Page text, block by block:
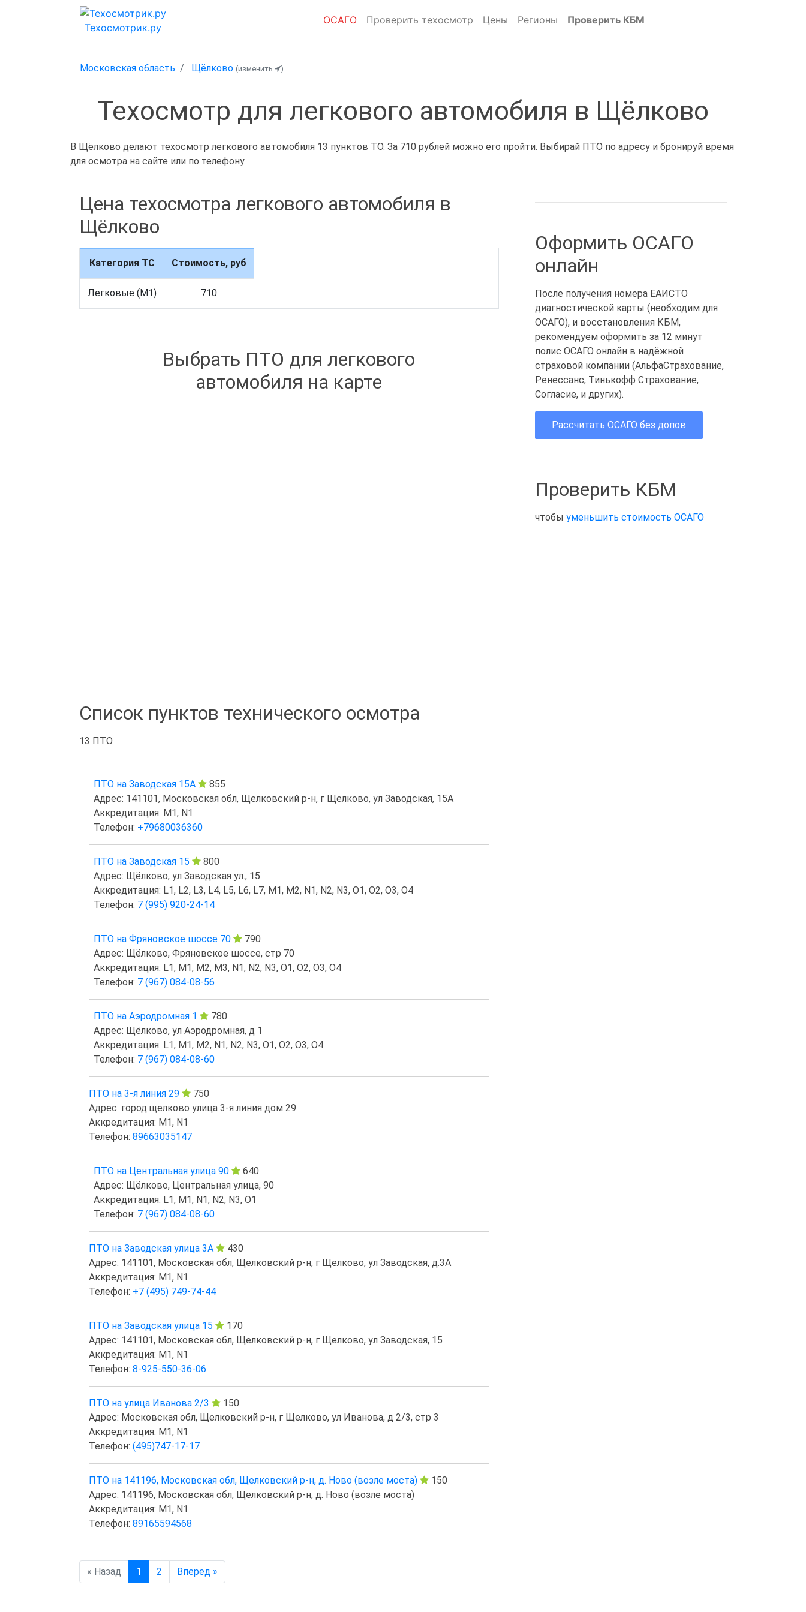
Техосмотрик.ру
ОСАГО Проверить техосмотр Цены Регионы Проверить КБМ
Московская область Щёлково (изменить )
Техосмотр для легкового автомобиля в Щёлково
В Щёлково делают техосмотр легкового автомобиля 13 пунктов ТО. За 710 рублей можно его пройти. Выбирай ПТО по адресу и бронируй время
для осмотра на сайте или по телефону.
Цена техосмотра легкового автомобиля в
Щёлково
Категория ТС Стоимость, руб
Легковые (M1) 710
Выбрать ПТО для легкового
автомобиля на карте
Список пунктов технического осмотра
13 ПТО
ПТО на Заводская 15А
855
Адрес: 141101, Московская обл, Щелковский р-н, г Щелково, ул Заводская, 15А
Аккредитация: M1, N1
Телефон: +79680036360
ПТО на Заводская 15
800
Адрес: Щёлково, ул Заводская ул., 15
Аккредитация: L1, L2, L3, L4, L5, L6, L7, M1, M2, N1, N2, N3, O1, O2, O3, O4
Телефон: 7 (995) 920-24-14
ПТО на Фряновское шоссе 70
790
Адрес: Щёлково, Фряновское шоссе, стр 70
Аккредитация: L1, M1, M2, M3, N1, N2, N3, O1, O2, O3, O4
Телефон: 7 (967) 084-08-56
ПТО на Аэродромная 1
780
Адрес: Щёлково, ул Аэродромная, д 1
Аккредитация: L1, M1, M2, N1, N2, N3, O1, O2, O3, O4
Телефон: 7 (967) 084-08-60
ПТО на 3-я линия 29
750
Адрес: город щелково улица 3-я линия дом 29
Аккредитация: M1, N1
Телефон: 89663035147
ПТО на Центральная улица 90
640
Адрес: Щёлково, Центральная улица, 90
Аккредитация: L1, M1, N1, N2, N3, O1
Телефон: 7 (967) 084-08-60
ПТО на Заводская улица 3А
430
Адрес: 141101, Московская обл, Щелковский р-н, г Щелково, ул Заводская, д.3А
Аккредитация: M1, N1
Телефон: +7 (495) 749-74-44
ПТО на Заводская улица 15
170
Адрес: 141101, Московская обл, Щелковский р-н, г Щелково, ул Заводская, 15
Аккредитация: M1, N1
Телефон: 8-925-550-36-06
ПТО на улица Иванова 2/3
150
Адрес: Московская обл, Щелковский р-н, г Щелково, ул Иванова, д 2/3, стр 3
Аккредитация: M1, N1
Телефон: (495)747-17-17
ПТО на 141196, Московская обл, Щелковский р-н, д. Ново (возле моста)
150
Адрес: 141196, Московская обл, Щелковский р-н, д. Ново (возле моста)
Аккредитация: M1, N1
Телефон: 89165594568
« Назад 1 2 Вперед »
Оформить ОСАГО
онлайн
После получения номера ЕАИСТО
диагностической карты (необходим для
ОСАГО), и восстановления КБМ,
рекомендуем оформить за 12 минут
полис ОСАГО онлайн в надёжной
страховой компании (АльфаСтрахование,
Ренессанс, Тинькофф Страхование,
Согласие, и других).
Рассчитать ОСАГО без допов
Проверить КБМ
чтобы уменьшить стоимость ОСАГО